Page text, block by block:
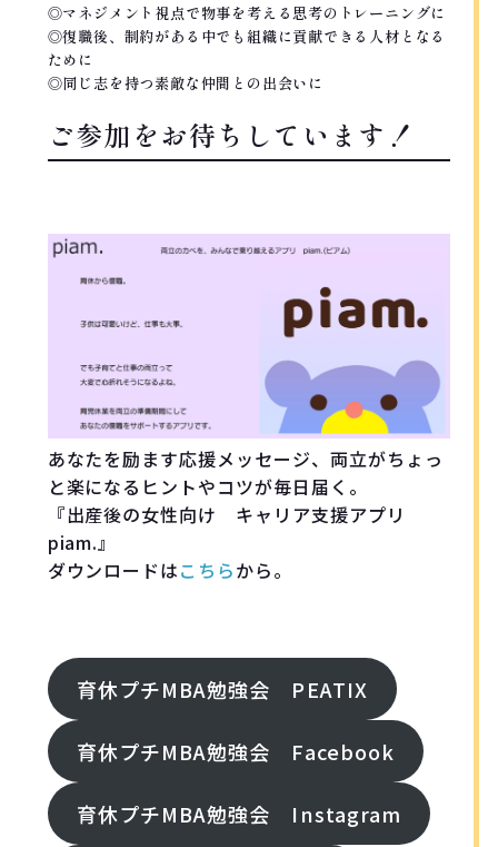
◎マネジメント視点で物事を考える思考のトレーニングに
◎復職後、制約がある中でも組織に貢献できる人材となる
ために
◎同じ志を持つ素敵な仲間との出会いに
ご参加をお待ちしています！
あなたを励ます応援メッセージ、両立がちょっ
と楽になるヒントやコツが毎日届く。
『出産後の女性向け キャリア支援アプリ
piam.』
ダウンロードはこちらから。
育休プチMBA勉強会 PEATIX
育休プチMBA勉強会 Facebook
育休プチMBA勉強会 Instagram